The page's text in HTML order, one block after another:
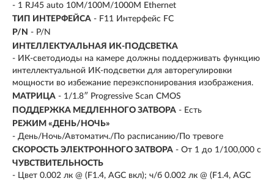
- 1 RJ45 auto 10M/100M/1000M Ethernet
ТИП ИНТЕРФЕЙСА - F11 Интерфейс FC
P/N - P/N
ИНТЕЛЛЕКТУАЛЬНАЯ ИК-ПОДСВЕТКА
- ИК-светодиоды на камере должны поддерживать функцию
интеллектуальной ИК-подсветки для авторегулировки
мощности во избежание переэкспонирования изображения.
МАТРИЦА - 1/1.8″ Progressive Scan CMOS
ПОДДЕРЖКА МЕДЛЕННОГО ЗАТВОРА - Есть
РЕЖИМ «ДЕНЬ/НОЧЬ»
- День/Ночь/Автоматич./По расписанию/По тревоге
СКОРОСТЬ ЭЛЕКТРОННОГО ЗАТВОРА - От 1 до 1/100,000 с
ЧУВСТВИТЕЛЬНОСТЬ
- Цвет 0.002 лк @ (F1.4, AGC вкл); ч/б 0.002 лк @ (F1.4, AGC